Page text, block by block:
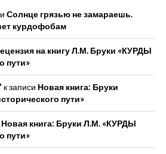
Солнце грязью не замараешь.
курдофобам
на книгу Л.М. Бруки «КУРДЫ
пути»
к записи Новая книга: Бруки
пути»
Новая книга: Бруки Л.М. «КУРДЫ
пути»